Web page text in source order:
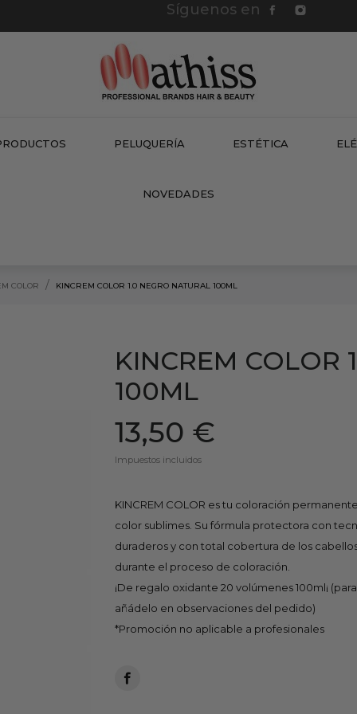
Síguenos en
PELUQUERÍA ESTÉTICA
NOVEDADES
COLOR KINCREM COLOR 1.0 NEGRO NATURAL 100ML
KINCREM COLOR
100ML
13,50 €
Impuestos incluidos
KINCREM COLOR es tu coloración
color sublimes. Su fórmula protectora con
duraderos y con total cobertura de los
durante el proceso de coloración.
¡De regalo oxidante 20 volúmenes 100ml¡
añádelo en observaciones del pedido)
*Promoción no aplicable a profesionales